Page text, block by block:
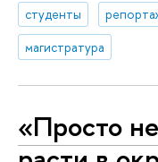
студенты
магистратура
«Просто